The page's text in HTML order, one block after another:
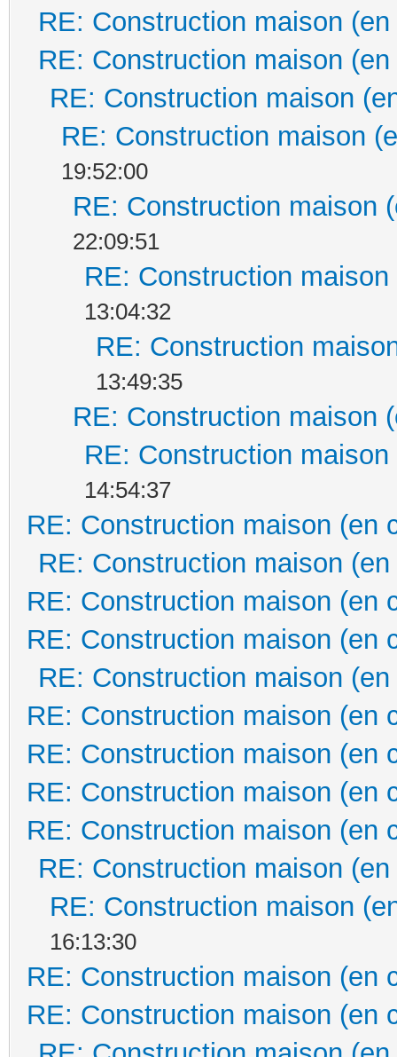
RE: Construction maison
RE: Construction maison
RE: Construction maison
RE: Construction maison
19:52:00
RE: Construction maison
22:09:51
RE: Construction
13:04:32
RE: Construction
13:49:35
RE: Construction maison
RE: Construction
14:54:37
RE: Construction maison (en
RE: Construction maison
RE: Construction maison (en
RE: Construction maison (en
RE: Construction maison
RE: Construction maison (en
RE: Construction maison (en
RE: Construction maison (en
RE: Construction maison (en
RE: Construction maison
RE: Construction maison
16:13:30
RE: Construction maison (en
RE: Construction maison (en